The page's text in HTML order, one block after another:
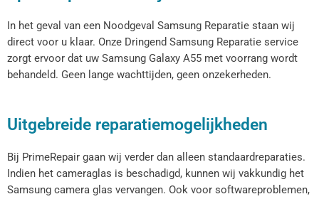
In het geval van een Noodgeval Samsung Reparatie staan wij
direct voor u klaar. Onze Dringend Samsung Reparatie service
zorgt ervoor dat uw Samsung Galaxy A55 met voorrang wordt
behandeld. Geen lange wachttijden, geen onzekerheden.
Uitgebreide reparatiemogelijkheden
Bij PrimeRepair gaan wij verder dan alleen standaardreparaties.
Indien het cameraglas is beschadigd, kunnen wij vakkundig het
Samsung camera glas vervangen. Ook voor softwareproblemen,